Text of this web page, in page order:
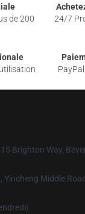
de 200
24/7
Brighton Way,
Yincheng Middle